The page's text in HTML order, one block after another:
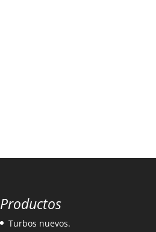
Productos
Turbos nuevos.